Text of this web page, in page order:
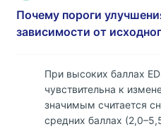
Почему пороги
зависимости от
При высоких баллах
чувствительна к
значимым считается
средних баллах